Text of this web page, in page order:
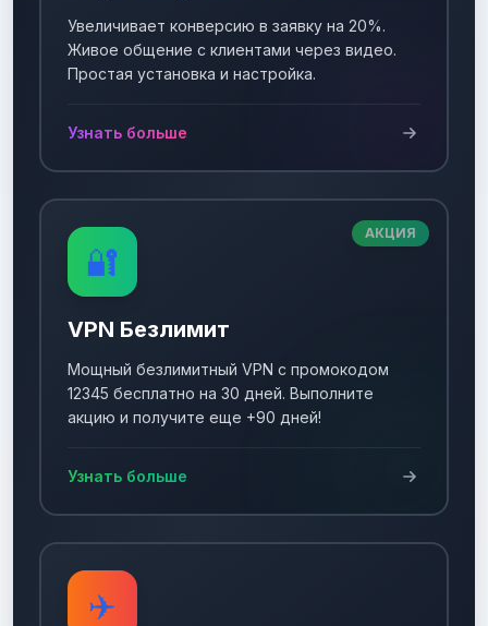
Увеличивает конверсию в заявку на 20%.
Живое общение с клиентами через видео.
Простая установка и настройка.
Узнать больше
АКЦИЯ
🔐
VPN Безлимит
Мощный безлимитный VPN с промокодом
12345 бесплатно на 30 дней. Выполните
акцию и получите еще +90 дней!
Узнать больше
✈️